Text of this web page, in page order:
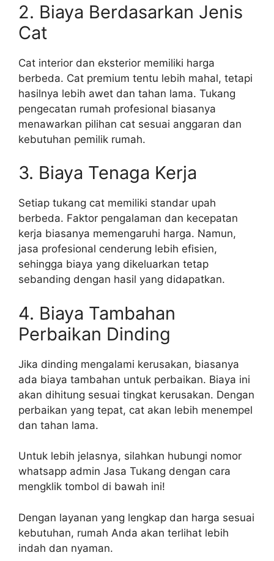
2. Biaya Berdasarkan Jenis
Cat
Cat interior dan eksterior memiliki harga
berbeda. Cat premium tentu lebih mahal, tetapi
hasilnya lebih awet dan tahan lama. Tukang
pengecatan rumah profesional biasanya
menawarkan pilihan cat sesuai anggaran dan
kebutuhan pemilik rumah.
3. Biaya Tenaga Kerja
Setiap tukang cat memiliki standar upah
berbeda. Faktor pengalaman dan kecepatan
kerja biasanya memengaruhi harga. Namun,
jasa profesional cenderung lebih efisien,
sehingga biaya yang dikeluarkan tetap
sebanding dengan hasil yang didapatkan.
4. Biaya Tambahan
Perbaikan Dinding
Jika dinding mengalami kerusakan, biasanya
ada biaya tambahan untuk perbaikan. Biaya ini
akan dihitung sesuai tingkat kerusakan. Dengan
perbaikan yang tepat, cat akan lebih menempel
dan tahan lama.
Untuk lebih jelasnya, silahkan hubungi nomor
whatsapp admin Jasa Tukang dengan cara
mengklik tombol di bawah ini!
Dengan layanan yang lengkap dan harga sesuai
kebutuhan, rumah Anda akan terlihat lebih
indah dan nyaman.